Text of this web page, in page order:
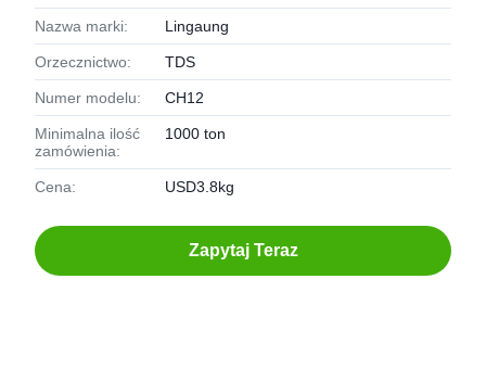
Nazwa marki: Lingaung
Orzecznictwo: TDS
Numer modelu: CH12
Minimalna ilość
zamówienia:
1000 ton
Cena: USD3.8kg
Zapytaj Teraz